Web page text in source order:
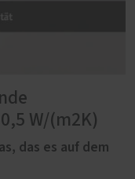
W/(m2K)
das es auf dem